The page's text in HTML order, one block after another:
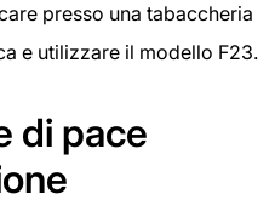
presso una tabaccheria
e utilizzare il modello F23.
di pace